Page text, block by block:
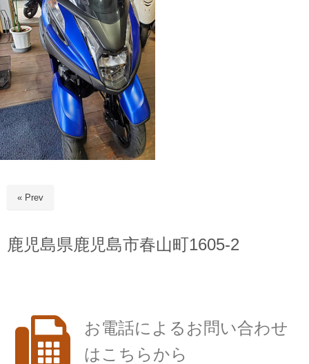
« Prev
鹿児島県鹿児島市春山町1605-2
お電話によるお問い合わせ
はこちらから